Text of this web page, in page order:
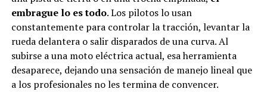
embrague lo es todo. Los pilotos lo usan
constantemente para controlar la tracción, levantar la
rueda delantera o salir disparados de una curva. Al
subirse a una moto eléctrica actual, esa herramienta
desaparece, dejando una sensación de manejo lineal que
a los profesionales no les termina de convencer.